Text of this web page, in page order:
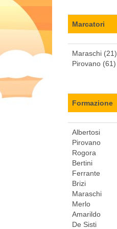
Marcatori
Maraschi (21)
Pirovano (61)
Formazione
Albertosi
Pirovano
Rogora
Bertini
Ferrante
Brizi
Maraschi
Merlo
Amarildo
De Sisti